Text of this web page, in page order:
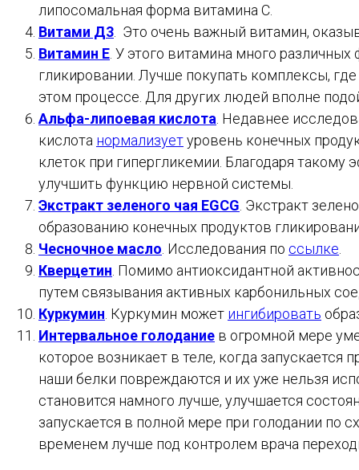
липосомальная форма витамина С.
Витами Д3 . Это очень важный витамин,
Витамин Е . У этого витамина много
гликировании. Лучше покупать комплексы,
этом процессе. Для других людей вполне
Альфа-липоевая кислота . Недавнее
кислота нормализуетуровень конечных
клеток при гипергликемии. Благодаря
улучшить функцию нервной системы.
Экстракт зеленого чая EGCG . Экстракт
образованию конечных продуктов
Чесночное масло . Исследования по ссылке
Кверцетин . Помимо антиоксидантной
путем связывания активных карбонильных
Куркумин . Куркумин может ингибировать
Интервальное голодание в огромной мере
которое возникает в теле, когда
наши белки повреждаются и их уже нельзя
становится намного лучше, улучшается
запускается в полной мере при голодании по
временем лучше под контролем врача